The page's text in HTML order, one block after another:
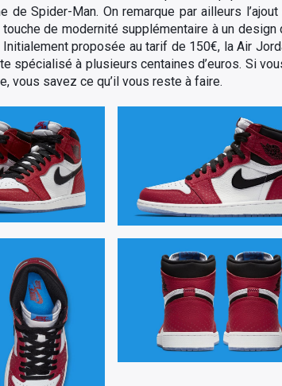
de Spider-Man. On remarque par ailleurs
de modernité supplémentaire à un
proposée au tarif de 150€, la Air
spécialisé à plusieurs centaines d’euros. Si
vous savez ce qu’il vous reste à faire.